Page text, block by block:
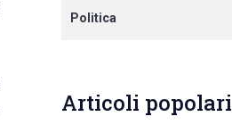
Politica
Articoli popolari